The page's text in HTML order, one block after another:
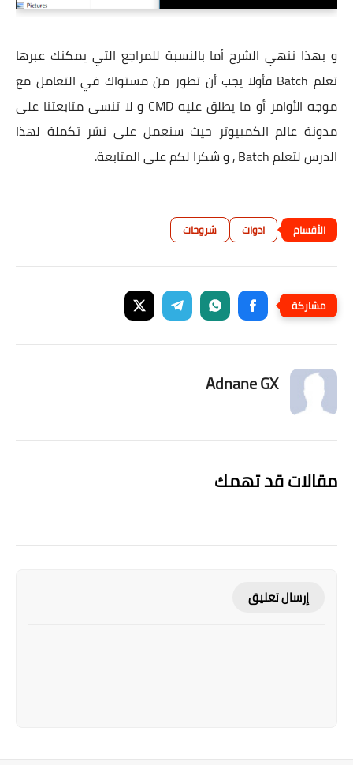
و بهذا ننهي الشرح أما بالنسبة للمراجع التي يمكنك عبرها
تعلم Batch فأولا يجب أن تطور من مستواك في التعامل مع
موجه الأوامر أو ما يطلق عليه CMD و لا تنسى متابعتنا على
مدونة عالم الكمبيوتر حيث سنعمل على نشر تكملة لهذا
الدرس لتعلم Batch ٫ و شكرا لكم على المتابعة.
ادوات شروحات
Adnane GX
مقالات قد تهمك
إرسال تعليق